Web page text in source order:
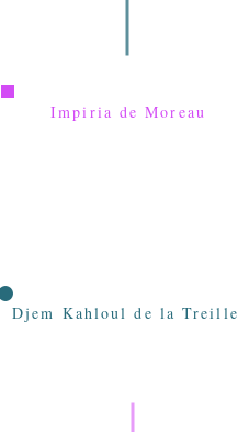
Impiria de Moreau
Djem Kahloul de la Treille